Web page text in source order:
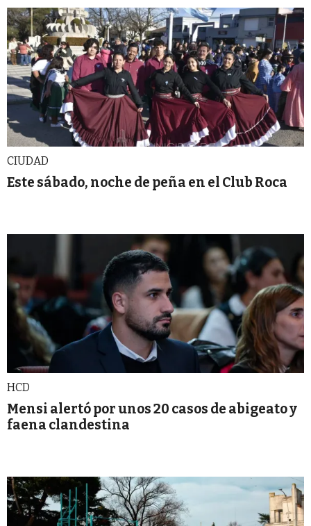
CIUDAD
Este sábado, noche de peña en el Club Roca
HCD
Mensi alertó por unos 20 casos de abigeato y
faena clandestina